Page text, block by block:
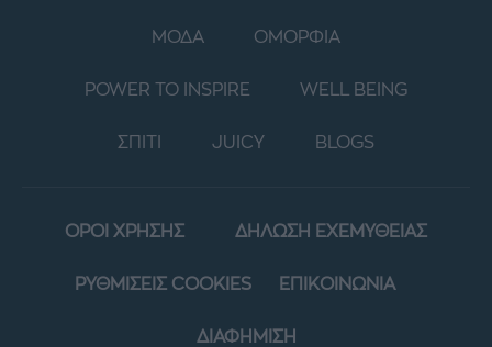
ΜΟΔΑ ΟΜΟΡΦΙΑ
POWER TO INSPIRE WELL BEING
ΣΠΙΤΙ JUICY BLOGS
ΟΡΟΙ ΧΡΗΣΗΣ ΔΗΛΩΣΗ ΕΧΕΜΥΘΕΙΑΣ
ΡΥΘΜΙΣΕΙΣ COOKIES ΕΠΙΚΟΙΝΩΝΙΑ
ΔΙΑΦΗΜΙΣΗ